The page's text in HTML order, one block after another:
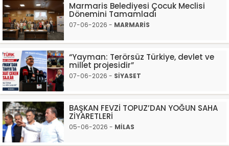
Marmaris Belediyesi Çocuk Meclisi
Dönemini Tamamladı
07-06-2026 - MARMARİS
“Yayman: Terörsüz Türkiye, devlet ve
millet projesidir”
07-06-2026 - SİYASET
BAŞKAN FEVZİ TOPUZ’DAN YOĞUN SAHA
ZİYARETLERİ
05-06-2026 - MİLAS